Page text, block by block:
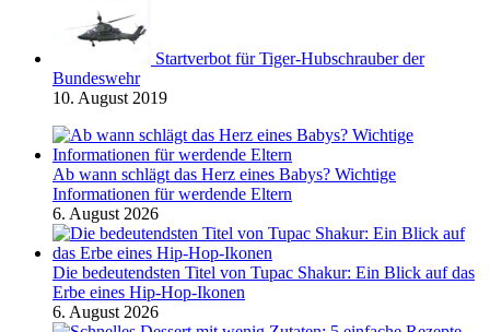
Startverbot für Tiger-Hubschrauber der
Bundeswehr
10. August 2019
Ab wann schlägt das Herz eines Babys? Wichtige
Informationen für werdende Eltern
6. August 2026
Die bedeutendsten Titel von Tupac Shakur: Ein Blick auf das
Erbe eines Hip-Hop-Ikonen
6. August 2026